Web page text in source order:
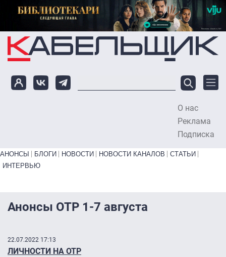
Перейти к основному содержанию
О нас
Реклама
Подписка
Primary links bottom
АНОНСЫ БЛОГИ НОВОСТИ НОВОСТИ КАНАЛОВ
СТАТЬИ
ИНТЕРВЬЮ
Анонсы ОТР 1-7 августа
22.07.2022 17:13
ЛИЧНОСТИ НА ОТР